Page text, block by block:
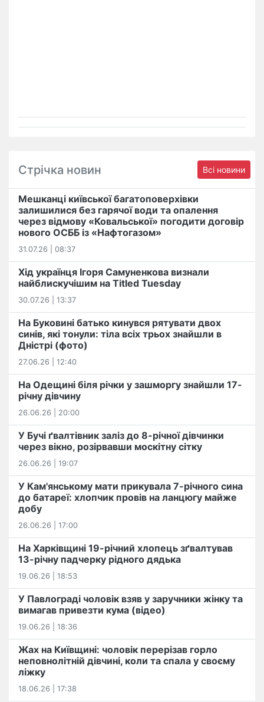
Стрічка новин Всі новини
Мешканці київської багатоповерхівки
залишилися без гарячої води та опалення
через відмову «Ковальської» погодити договір
нового ОСББ із «Нафтогазом»
31.07.26 | 08:37
Хід українця Ігоря Самуненкова визнали
найблискучішим на Titled Tuesday
30.07.26 | 13:37
На Буковині батько кинувся рятувати двох
синів, які тонули: тіла всіх трьох знайшли в
Дністрі (фото)
27.06.26 | 12:40
На Одещині біля річки у зашморгу знайшли 17-
річну дівчину
26.06.26 | 20:00
У Бучі ґвалтівник заліз до 8-річної дівчинки
через вікно, розірвавши москітну сітку
26.06.26 | 19:07
У Кам'янському мати прикувала 7-річного сина
до батареї: хлопчик провів на ланцюгу майже
добу
26.06.26 | 17:00
На Харківщині 19-річний хлопець​ ️зґвалтував
13-річну падчерку рідного дядька
19.06.26 | 18:53
У Павлограді чоловік взяв у заручники жінку та
вимагав привезти кума (відео)
19.06.26 | 18:36
Жах на Київщині: чоловік перерізав горло
неповнолітній дівчині, коли та спала у своєму
ліжку
18.06.26 | 17:38